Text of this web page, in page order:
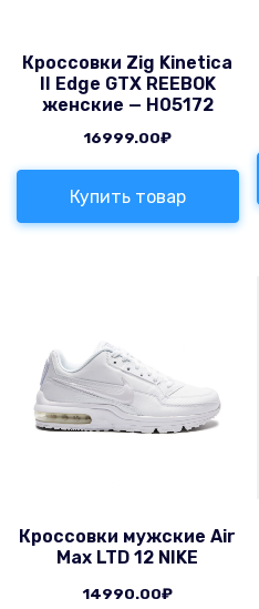
Кроссовки Zig Kinetica
II Edge GTX REEBOK
женские — H05172
16999.00₽
Купить товар
Кроссовки мужские Air
Max LTD 12 NIKE
14990.00₽